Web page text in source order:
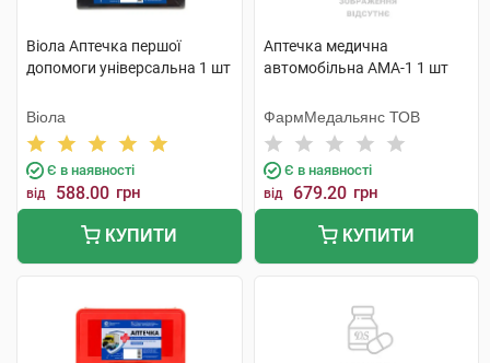
Віола Аптечка першої
допомоги універсальна 1 шт
Віола
Є в наявності
від 588.00 грн
КУПИТИ
Аптечка медична
автомобільна АМА-1 1 шт
ФармМедальянс ТОВ
Є в наявності
від 679.20 грн
КУПИТИ